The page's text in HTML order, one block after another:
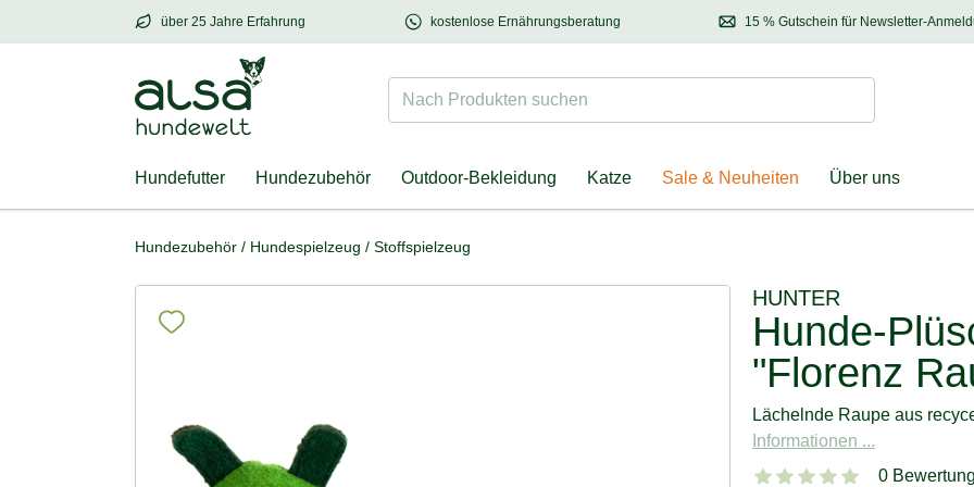
über 25 Jahre Erfahrung
über25 Jahre Erfahrung – mit Herz für Hund & Halter 15 % Gutschein für Newsletter-
Entdecken Sie
kostenlose Ernährungsberatung
Kontaktieren Sie unsere
Ernährungsberatung:
Nach Produkten suchen Suchen
Hundefutter Hundezubehör Outdoor-Bekleidung Katze Sale & Neuheiten Über uns
Hundezubehör / Hundespielzeug / Stoffspielzeug
HUNTER
Hunde-
"Florenz
Lächelnde Raupe aus
Informationen ...
0